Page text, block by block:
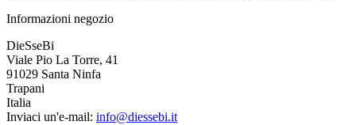
Informazioni negozio
DieSseBi
Viale Pio La Torre, 41
91029 Santa Ninfa
Trapani
Italia
Inviaci un'e-mail: info@diessebi.it